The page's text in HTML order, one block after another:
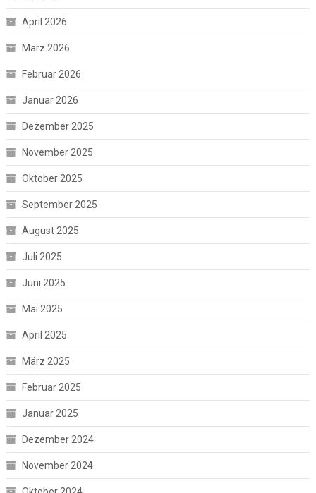
April 2026
März 2026
Februar 2026
Januar 2026
Dezember 2025
November 2025
Oktober 2025
September 2025
August 2025
Juli 2025
Juni 2025
Mai 2025
April 2025
März 2025
Februar 2025
Januar 2025
Dezember 2024
November 2024